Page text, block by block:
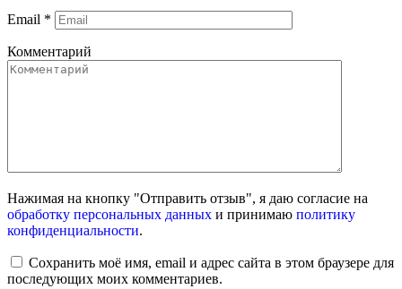
Email *
Комментарий
Нажимая на кнопку "Отправить отзыв", я даю согласие на
обработку персональных данных и принимаю политику
конфиденциальности.
Сохранить моё имя, email и адрес сайта в этом браузере для
последующих моих комментариев.